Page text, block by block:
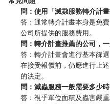
問：使用「滅蝨服務轉介計
答：通常轉介計畫本身是免
公司所提供的服務費用。
問：轉介計畫推薦的公司，
答：轉介計畫會進行基本篩
在接受報價前，仍應進行上
的決定。
問：滅蟲服務一般需要多少
答：視乎單位面積及蟲害嚴